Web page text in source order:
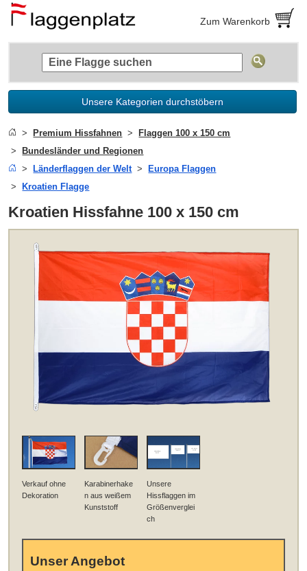
Zum Warenkorb
Unsere Kategorien durchstöbern
Premium Hissfahnen
Flaggen 100 x 150 cm
Bundesländer und Regionen
Länderflaggen der Welt
Europa Flaggen
Kroatien Flagge
Kroatien Hissfahne 100 x 150 cm
Verkauf ohne
Dekoration
Karabinerhake
n aus weißem
Kunststoff
Unsere
Hissflaggen im
Größenverglei
ch
Unser Angebot